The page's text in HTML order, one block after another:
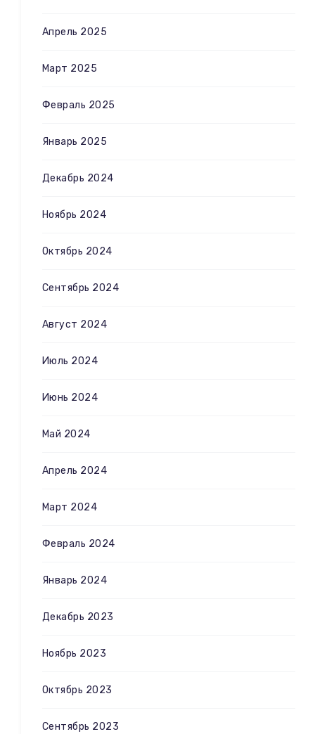
Апрель 2025
Март 2025
Февраль 2025
Январь 2025
Декабрь 2024
Ноябрь 2024
Октябрь 2024
Сентябрь 2024
Август 2024
Июль 2024
Июнь 2024
Май 2024
Апрель 2024
Март 2024
Февраль 2024
Январь 2024
Декабрь 2023
Ноябрь 2023
Октябрь 2023
Сентябрь 2023